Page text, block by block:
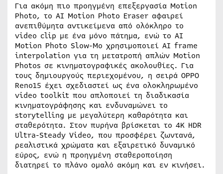
Για ακόμη πιο προηγμένη επεξεργασία Motion
Photo, το AI Motion Photo Eraser αφαιρεί
ανεπιθύμητα αντικείμενα από ολόκληρο το
video clip με ένα μόνο πάτημα, ενώ το AI
Motion Photo Slow-Mo χρησιμοποιεί AI frame
interpolation για τη μετατροπή απλών Motion
Photos σε κινηματογραφικές ακολουθίες. Για
τους δημιουργούς περιεχομένου, η σειρά OPPO
Reno15 έχει σχεδιαστεί ως ένα ολοκληρωμένο
video toolkit που απλοποιεί τη διαδικασία
κινηματογράφησης και ενδυναμώνει το
storytelling με μεγαλύτερη καθαρότητα και
σταθερότητα. Στον πυρήνα βρίσκεται το 4K HDR
Ultra-Steady Video, που προσφέρει ζωντανά,
ρεαλιστικά χρώματα και εξαιρετικό δυναμικό
εύρος, ενώ η προηγμένη σταθεροποίηση
διατηρεί το πλάνο ομαλό ακόμη και εν κινήσει.